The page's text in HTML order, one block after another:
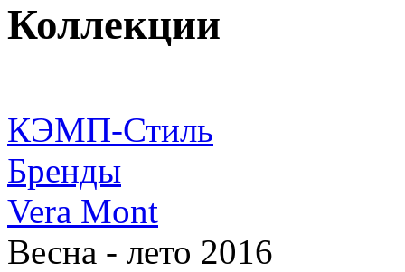
Коллекции
КЭМП-Стиль
Бренды
Vera Mont
Весна - лето 2016